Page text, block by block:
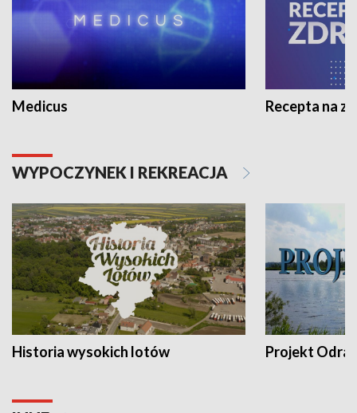
Medicus Recepta na
WYPOCZYNEK I REKREACJA
Historia wysokich lotów Projekt Odra